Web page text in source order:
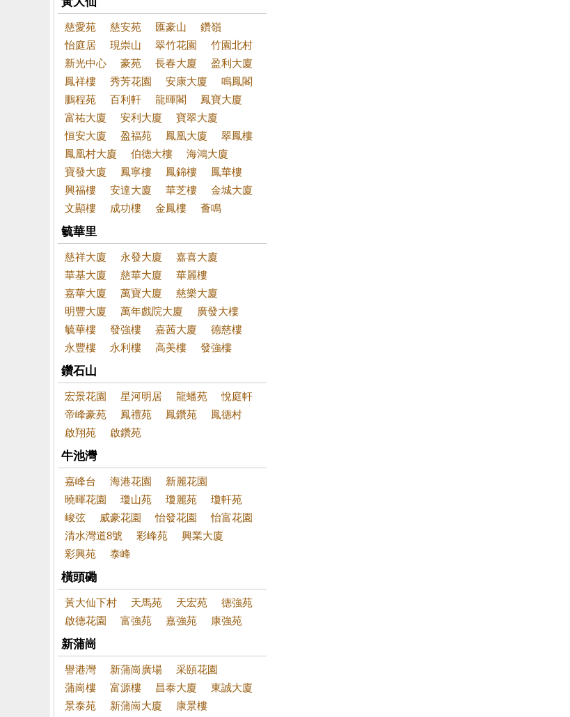
慈愛苑 慈安苑 匯豪山
鑽嶺
怡庭居
現崇山 翠竹花園
竹園北村
新光中心
豪苑 長春大廈
盈利大廈
鳳祥樓
秀芳花園 安康大廈
鳴鳳閣
鵬程苑
百利軒 龍暉閣
鳳寶大廈
富祐大廈
安利大廈
寶翠大廈
恒安大廈
盈福苑 鳳凰大廈
翠鳳樓
鳳凰村大廈
伯德大樓
海鴻大廈
寶發大廈
鳳寧樓 鳳錦樓
鳳華樓
興福樓
安達大廈 華芝樓
金城大廈
文顯樓
成功樓 金鳳樓 薈鳴
毓華里
慈祥大廈 永發大廈
嘉喜大廈
華基大廈
慈華大廈
華麗樓
嘉華大廈
萬寶大廈
慈樂大廈
明豐大廈
萬年戲院大廈
廣發大樓
毓華樓
發強樓 嘉茜大廈
德慈樓
永豐樓
永利樓 高美樓 發強樓
鑽石山
宏景花園 星河明居 龍蟠苑
悅庭軒
帝峰豪苑
鳳禮苑 鳳鑽苑
鳳德村
啟翔苑
啟鑽苑
牛池灣
嘉峰台 海港花園
新麗花園
曉暉花園
瓊山苑 瓊麗苑
瓊軒苑
峻弦
威豪花園 怡發花園
怡富花園
清水灣道8號
彩峰苑
興業大廈
彩興苑
泰峰
橫頭磡
黃大仙下村 天馬苑 天宏苑
德強苑
啟德花園
富強苑 嘉強苑 康強苑
新蒲崗
譽港灣 新蒲崗廣場
采頤花園
蒲崗樓
富源樓 昌泰大廈
東誠大廈
景泰苑
新蒲崗大廈
康景樓